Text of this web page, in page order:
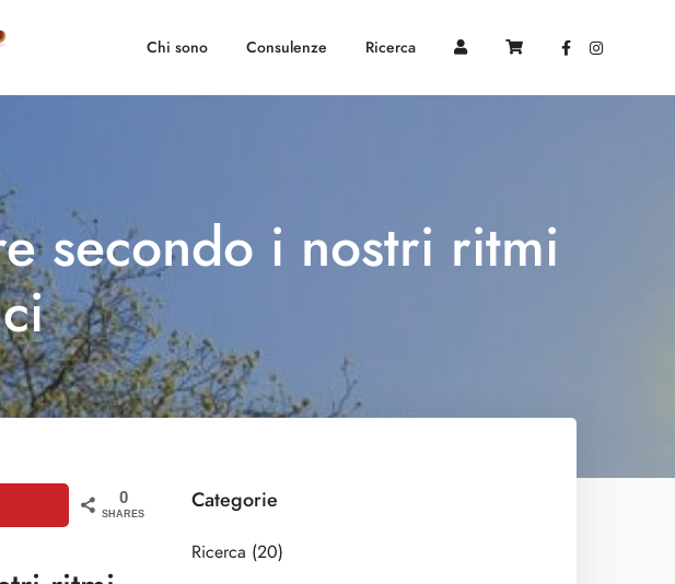
Chi sono Consulenze Ricerca
secondo i nostri ritmi
0
SHARES
Categorie
Ricerca (20)